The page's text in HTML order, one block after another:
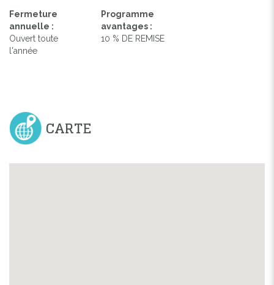
Fermeture
annuelle :
Ouvert toute
l'année
Programme
avantages :
10 % DE REMISE
CARTE